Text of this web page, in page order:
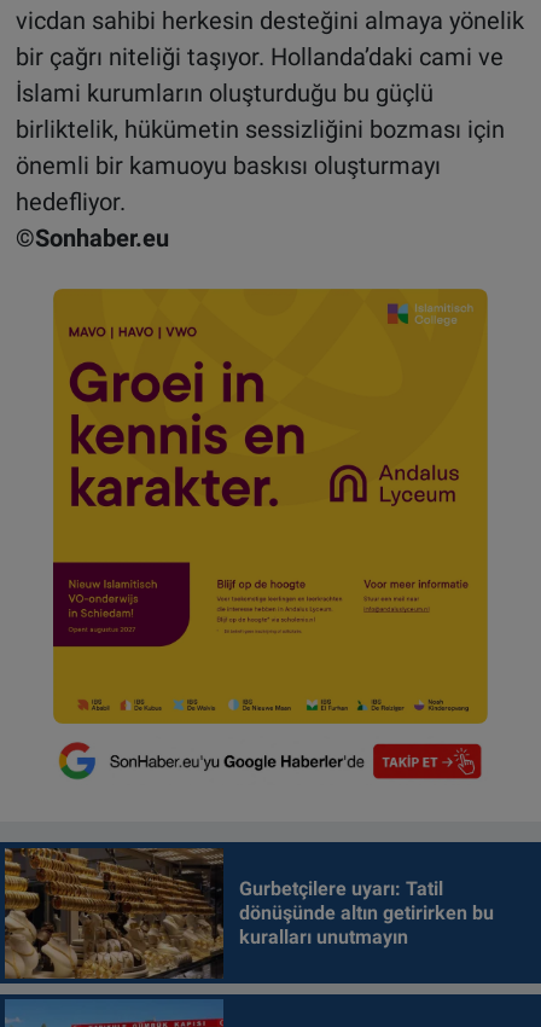
vicdan sahibi herkesin desteğini almaya yönelik
bir çağrı niteliği taşıyor. Hollanda’daki cami ve
İslami kurumların oluşturduğu bu güçlü
birliktelik, hükümetin sessizliğini bozması için
önemli bir kamuoyu baskısı oluşturmayı
hedefliyor.
©Sonhaber.eu
Gurbetçilere uyarı: Tatil
dönüşünde altın getirirken bu
kuralları unutmayın